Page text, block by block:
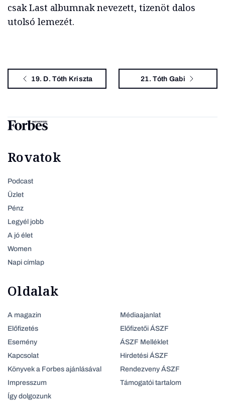
csak Last albumnak nevezett, tizenöt dalos
utolsó lemezét.
19. D. Tóth Kriszta 21. Tóth Gabi
Rovatok
Podcast
Üzlet
Pénz
Legyél jobb
A jó élet
Women
Napi címlap
Oldalak
A magazin
Előfizetés
Esemény
Kapcsolat
Könyvek a Forbes ajánlásával
Impresszum
Így dolgozunk
Médiaajanlat
Előfizetői ÁSZF
ÁSZF Melléklet
Hirdetési ÁSZF
Rendezveny ÁSZF
Támogatói tartalom